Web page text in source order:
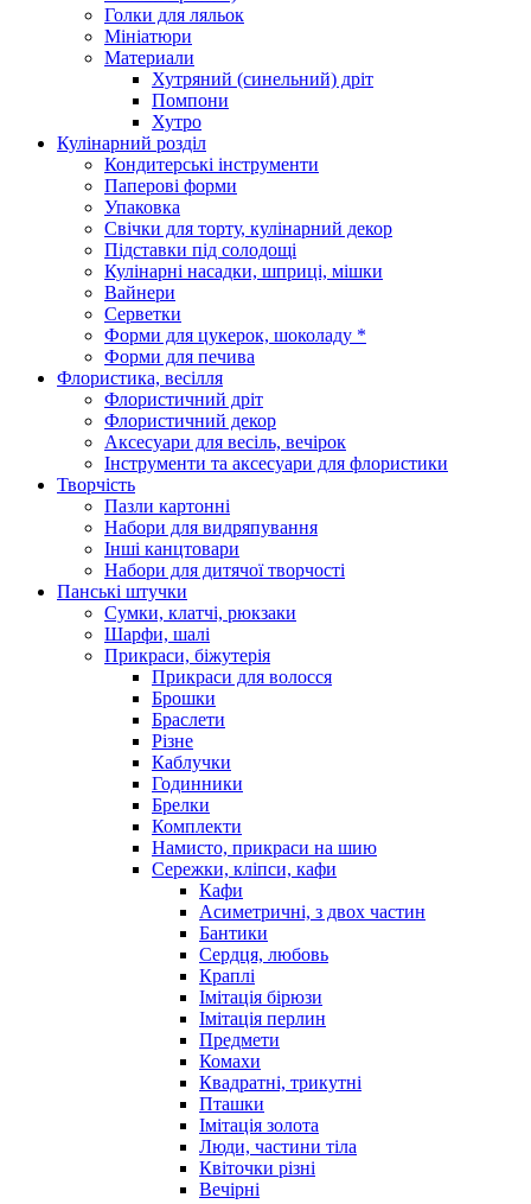
Голки для ляльок
Мініатюри
Материали
Хутряний (синельний) дріт
Помпони
Хутро
Кулінарний розділ
Кондитерські інструменти
Паперові форми
Упаковка
Свічки для торту, кулінарний декор
Підставки під солодощі
Кулінарні насадки, шприці, мішки
Вайнери
Серветки
Форми для цукерок, шоколаду *
Форми для печива
Флористика, весілля
Флористичний дріт
Флористичний декор
Аксесуари для весіль, вечірок
Інструменти та аксесуари для флористики
Творчість
Пазли картонні
Набори для видряпування
Інші канцтовари
Набори для дитячої творчості
Панські штучки
Сумки, клатчі, рюкзаки
Шарфи, шалі
Прикраси, біжутерія
Прикраси для волосся
Брошки
Браслети
Різне
Каблучки
Годинники
Брелки
Комплекти
Намисто, прикраси на шию
Сережки, кліпси, кафи
Кафи
Асиметричні, з двох частин
Бантики
Сердця, любовь
Краплі
Імітація бірюзи
Імітація перлин
Предмети
Комахи
Квадратні, трикутні
Пташки
Імітація золота
Люди, частини тіла
Квіточки різні
Вечірні